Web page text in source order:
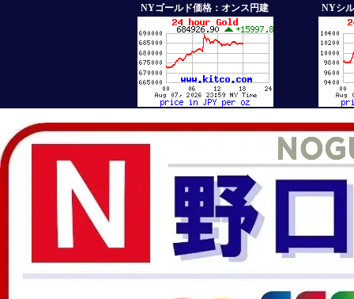
NYゴールド価格：オンス円建 NYシ